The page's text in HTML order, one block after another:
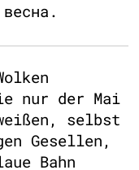
nur der Mai
selbst
Gesellen,
Bahn